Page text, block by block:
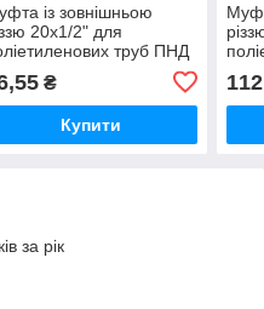
із зовнішньою
20х1/2" для
труб ПНД
₴
Купити
за рік